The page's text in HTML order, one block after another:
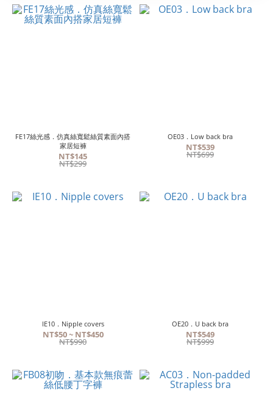
FE17絲光感．仿真絲寬鬆絲質素面內搭
家居短褲
NT$145
NT$299
OE03．Low back bra
NT$539
NT$699
IE10．Nipple covers
NT$50 ~ NT$450
NT$990
OE20．U back bra
NT$549
NT$999